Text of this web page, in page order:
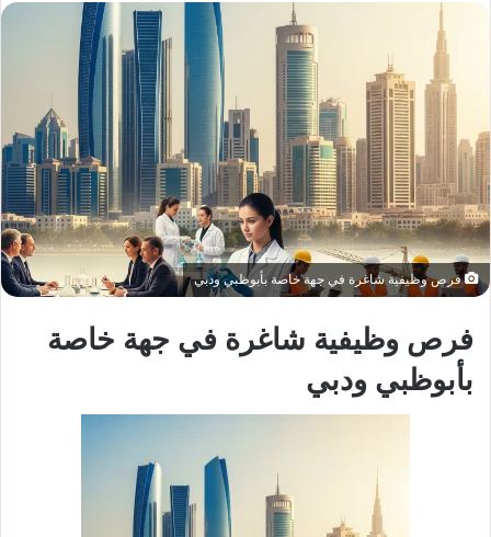
فرص وظيفية شاغرة في جهة خاصة بأبوظبي ودبي
فرص وظيفية شاغرة في جهة خاصة
بأبوظبي ودبي